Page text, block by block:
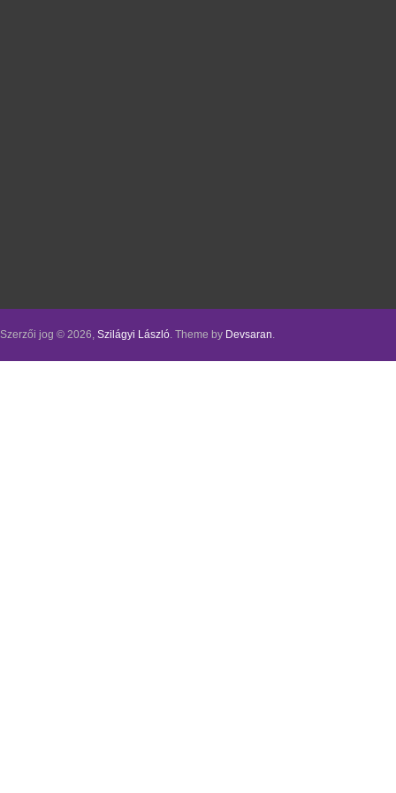
Szerzői jog © 2026, Szilágyi László. Theme by Devsaran.